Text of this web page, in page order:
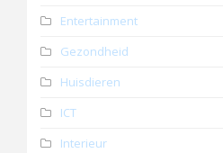
Entertainment
Gezondheid
Huisdieren
ICT
Interieur